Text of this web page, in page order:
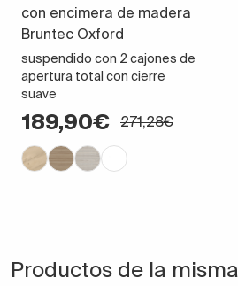
con encimera de madera
Bruntec Oxford
suspendido con 2 cajones de
apertura total con cierre
suave
189,90€ 271,28€
Productos de la